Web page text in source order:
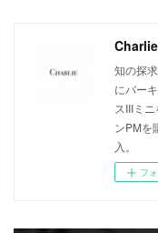
知の探
にバー
スIIIミ
ンPMを
入。
フ